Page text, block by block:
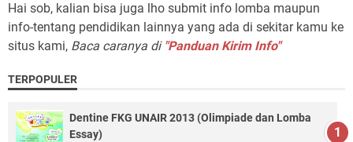
Hai sob, kalian bisa juga lho submit info lomba maupun
info-tentang pendidikan lainnya yang ada di sekitar kamu ke
situs kami, Baca caranya di "Panduan Kirim Info"
TERPOPULER
Dentine FKG UNAIR 2013 (Olimpiade dan Lomba
Essay)